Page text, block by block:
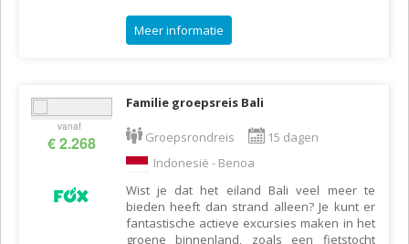
Meer informatie
vanaf
€ 2.268
Familie groepsreis Bali
Groepsrondreis
15 dagen
Indonesië - Benoa
Wist je dat het eiland Bali veel meer te
bieden heeft dan strand alleen? Je kunt er
fantastische actieve excursies maken in het
groene binnenland, zoals een fietstocht